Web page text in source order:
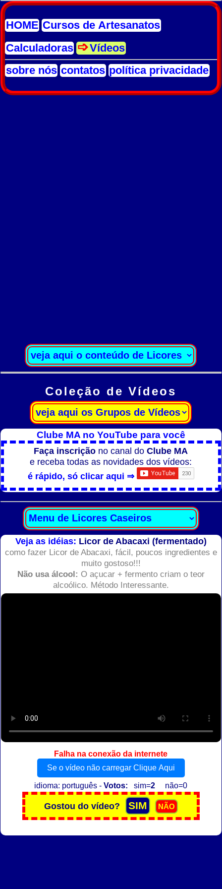
HOME Cursos de Artesanatos
Calculadoras
Vídeos
sobre nós contatos política privacidade
Coleção de Vídeos
Clube MA no YouTube para você
Faça inscrição no canal doClube MA
e receba todas as novidades dos vídeos:
é rápido, só clicar aqui ⇒
Veja as idéias: Licor de Abacaxi (fermentado)
como fazer Licor de Abacaxi, fácil, poucos ingredientes e
muito gostoso!!!
Não usa álcool: O açucar + fermento criam o teor
alcoólico. Método Interessante.
Falha na conexão da internete
Se o vídeo não carregar Clique Aqui
idioma: português -Votos: sim=2 não=0